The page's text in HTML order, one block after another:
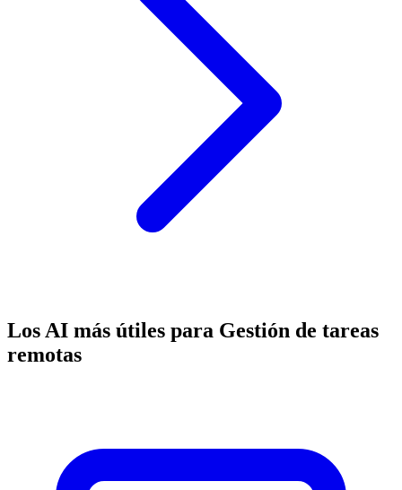
Los AI más útiles para Gestión de tareas
remotas